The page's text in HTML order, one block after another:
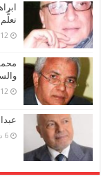
12 يناير، 2026
12 يناير، 2026
6 ديسمبر، 2025